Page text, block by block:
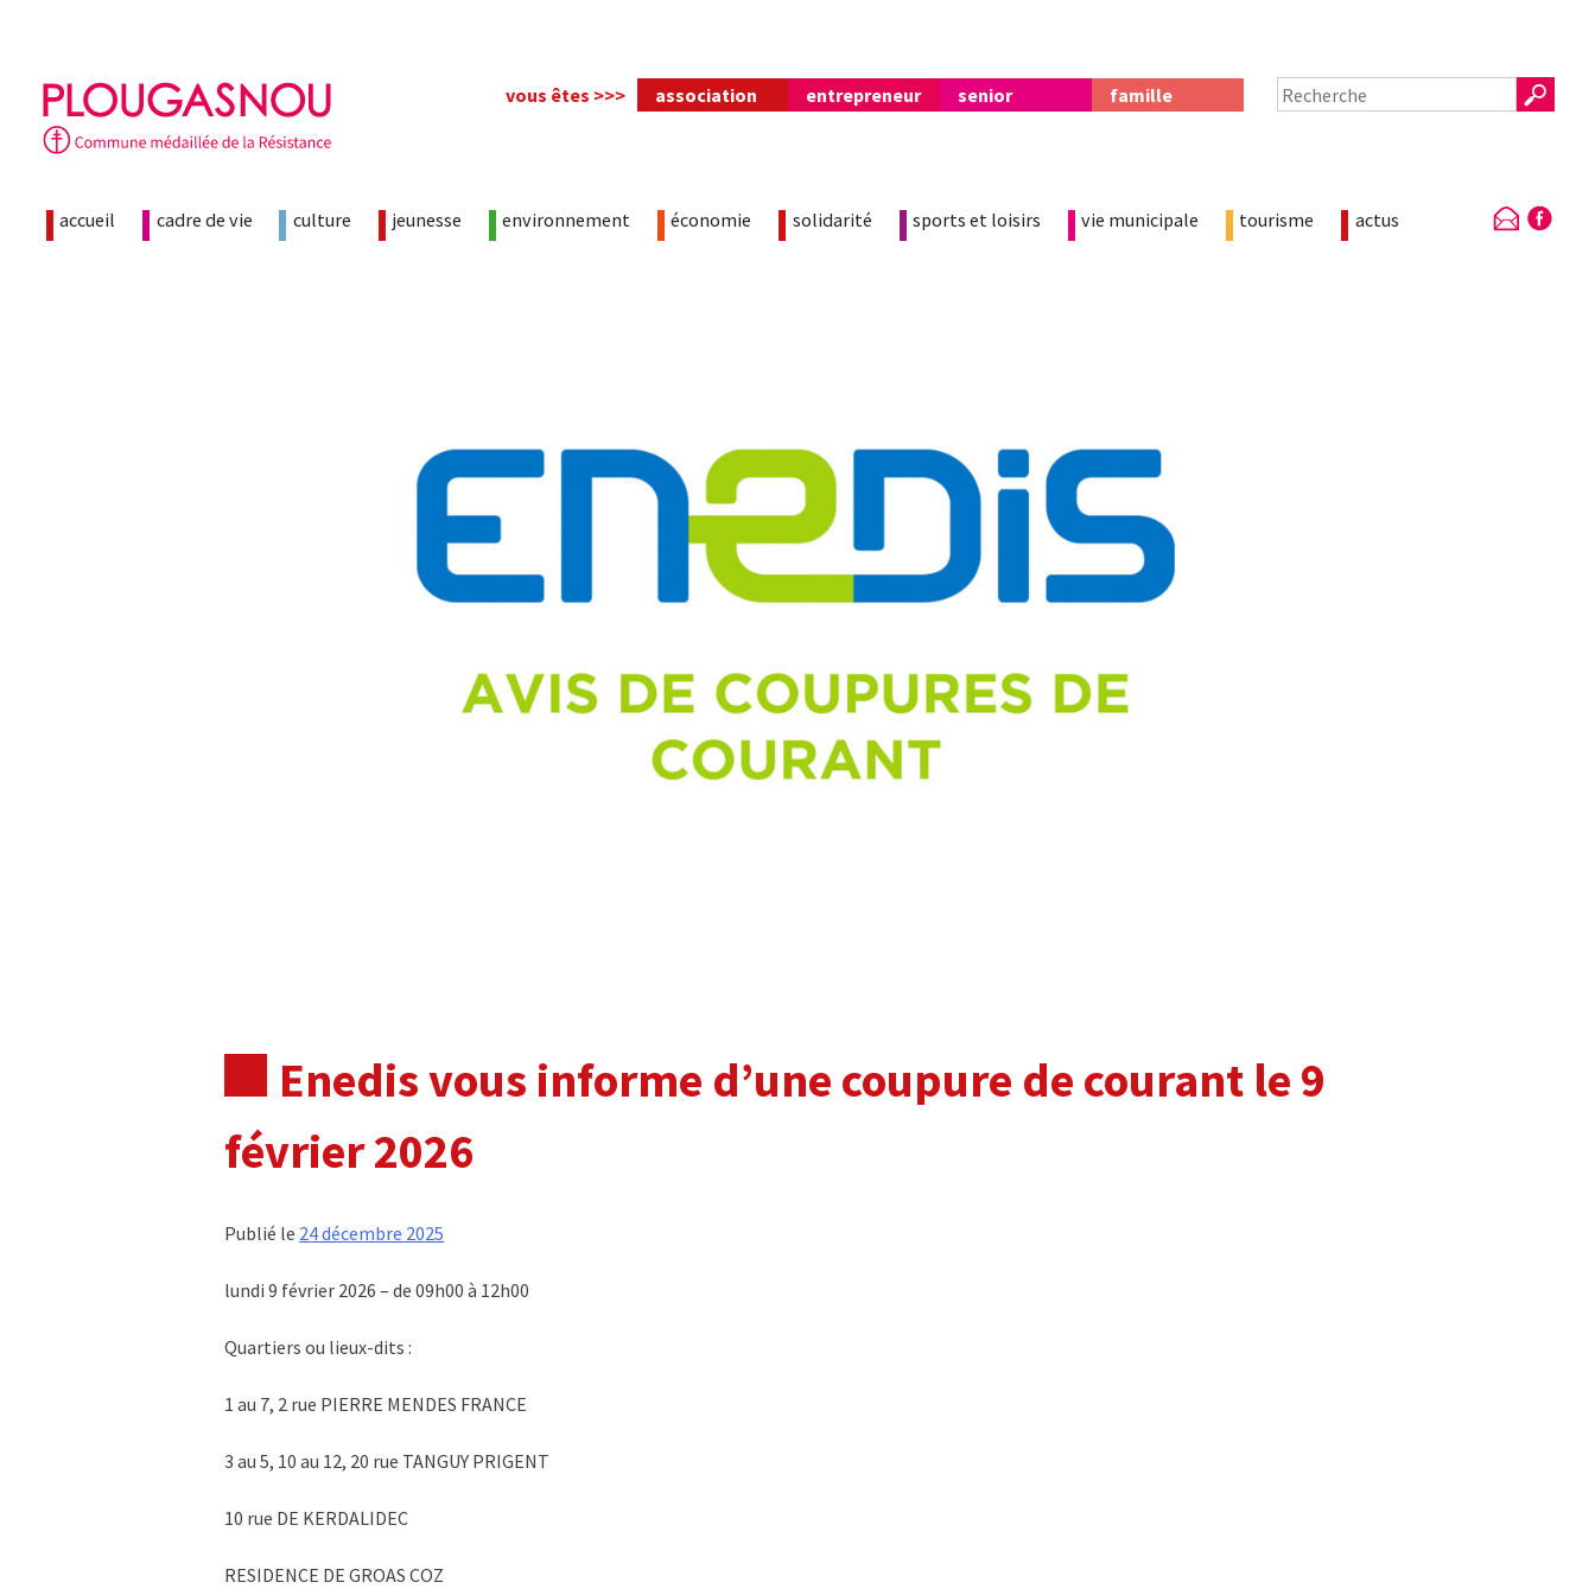
Skip
to
content
vous êtes >>> association entrepreneur senior famille
accueil cadre de vie culture jeunesse environnement économie solidarité sports et loisirs vie municipale tourisme actus
Enedis vous informe d’une coupure de courant le 9
février 2026
Publié le 24 décembre 2025
lundi 9 février 2026 – de 09h00 à 12h00
Quartiers ou lieux-dits :
1 au 7, 2 rue PIERRE MENDES FRANCE
3 au 5, 10 au 12, 20 rue TANGUY PRIGENT
10 rue DE KERDALIDEC
RESIDENCE DE GROAS COZ